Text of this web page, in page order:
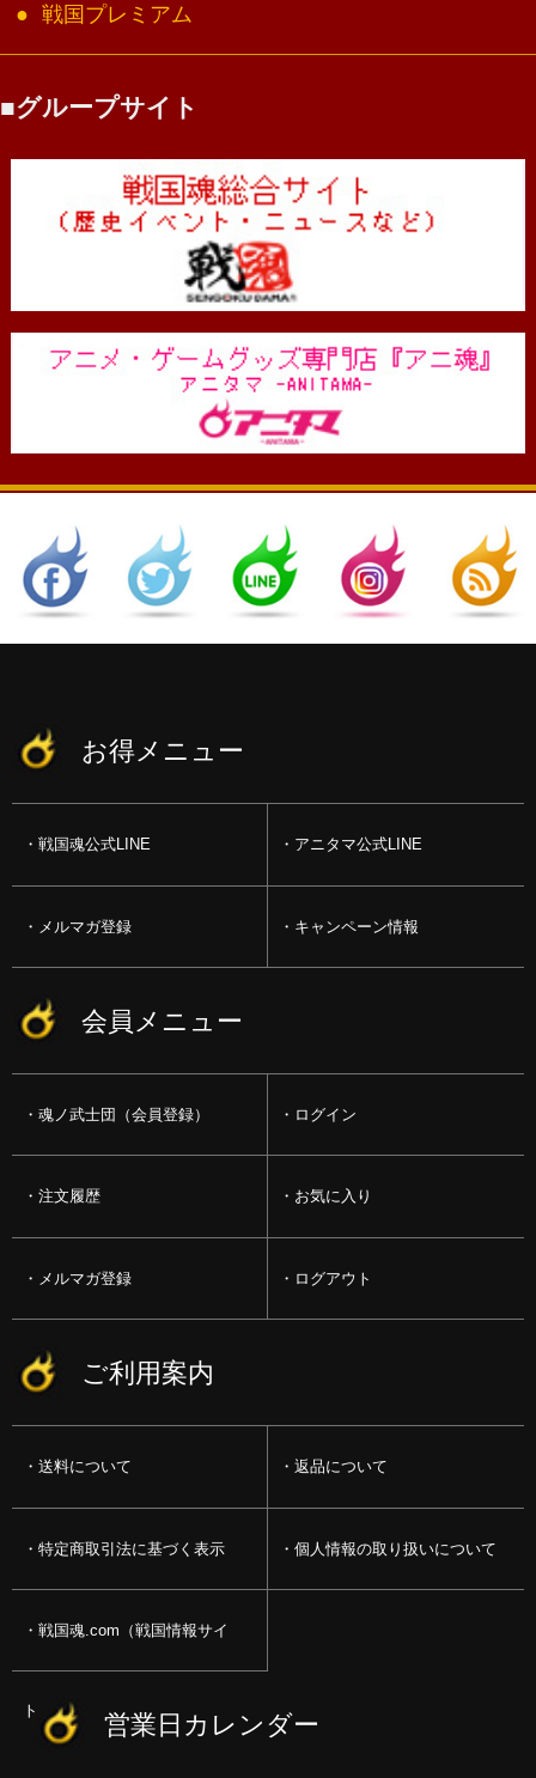
戦国プレミアム
グループサイト
お得メニュー
戦国魂公式LINE アニタマ公式LINE
メルマガ登録 キャンペーン情報
会員メニュー
魂ノ武士団（会員登録） ログイン
注文履歴 お気に入り
メルマガ登録 ログアウト
ご利用案内
送料について 返品について
特定商取引法に基づく表示 個人情報の取り扱いについて
戦国魂.com（戦国情報サイ
ト） 営業日カレンダー